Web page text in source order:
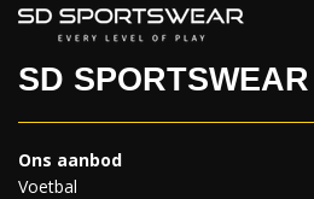
SD SPORTSWEAR
Ons aanbod
Voetbal